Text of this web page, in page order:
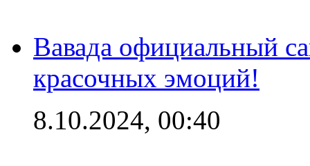
Вавада официальный
красочных эмоций!
8.10.2024, 00:40